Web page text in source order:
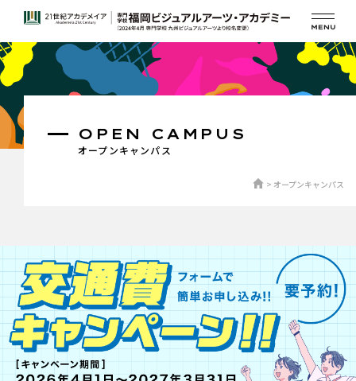
オープンキャンパス
OPEN CAMPUS
オープンキャンパス